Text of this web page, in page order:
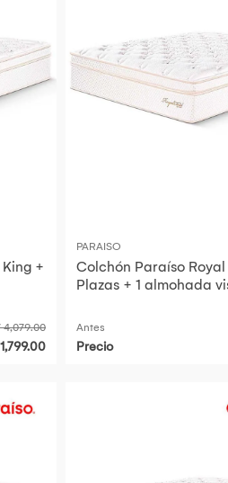
+
4,079.00
PARAISO
Colchón Paraíso Royal
Plazas + 1 almohada
Antes
Precio